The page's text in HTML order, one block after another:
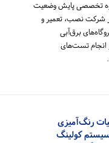
تخصصی پایش وضعیت
نصب، تعمیر و
برق‌آبی
تست‌های
رنگ‌آمیزی
کولینگ